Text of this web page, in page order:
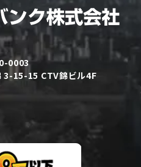
0003
3-15-15 CTV錦ビル4F